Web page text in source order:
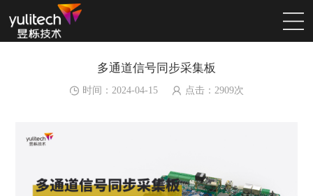
多通道信号同步采集板
时间：2024-04-15 点击： 2909次